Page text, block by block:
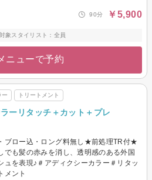
90分 ￥5,900
象スタイリスト：全員
ニューで予約
ー トリートメント
ーリタッチ＋カット＋プレ
ブロー込・ロング料無し★前処理TR付★
でも髪の赤みを消し、透明感のある外国
ュを表現♪＃アディクシーカラー＃リタッ
メント